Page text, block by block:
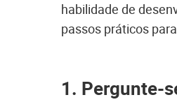
habilidade de
passos práticos
1. Pergunte-